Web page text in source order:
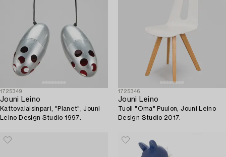
1725349
Jouni Leino
Kattovalaisinpari, "Planet", Jouni
Leino Design Studio 1997.
1725346
Jouni Leino
Tuoli "Oma" Puulon, Jouni Leino
Design Studio 2017.